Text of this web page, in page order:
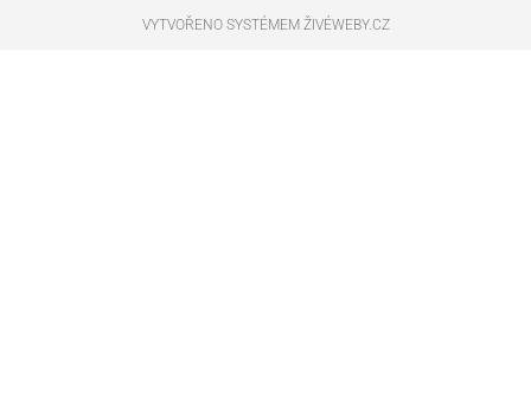
VYTVOŘENO SYSTÉMEM ŽIVÉWEBY.CZ